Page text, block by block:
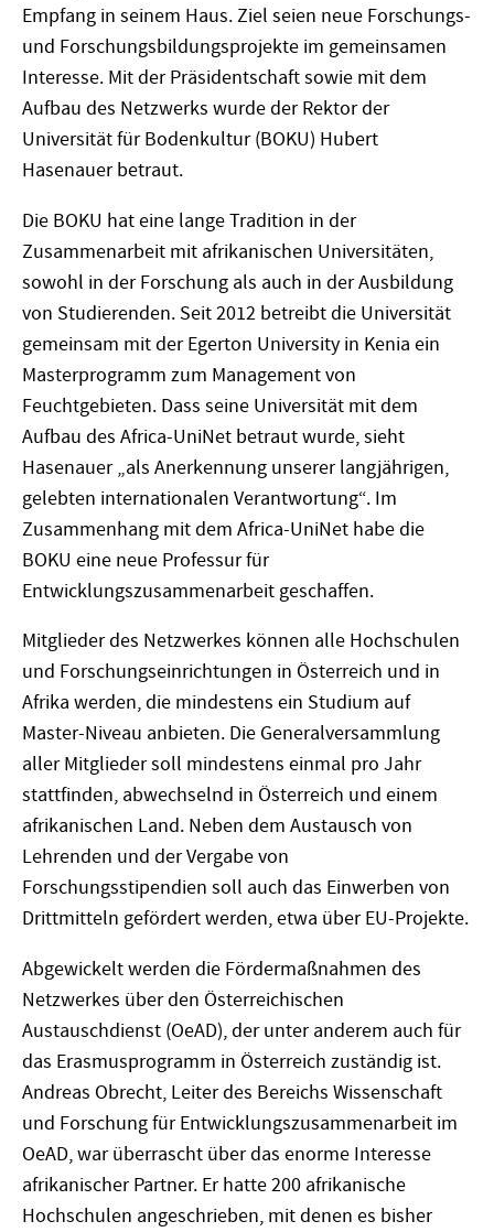
Empfang in seinem Haus. Ziel seien neue Forschungs-
und Forschungsbildungsprojekte im gemeinsamen
Interesse. Mit der Präsidentschaft sowie mit dem
Aufbau des Netzwerks wurde der Rektor der
Universität für Bodenkultur (BOKU) Hubert
Hasenauer betraut.
Die BOKU hat eine lange Tradition in der
Zusammenarbeit mit afrikanischen Universitäten,
sowohl in der Forschung als auch in der Ausbildung
von Studierenden. Seit 2012 betreibt die Universität
gemeinsam mit der Egerton University in Kenia ein
Masterprogramm zum Management von
Feuchtgebieten. Dass seine Universität mit dem
Aufbau des Africa-UniNet betraut wurde, sieht
Hasenauer „als Anerkennung unserer langjährigen,
gelebten internationalen Verantwortung“. Im
Zusammenhang mit dem Africa-UniNet habe die
BOKU eine neue Professur für
Entwicklungszusammenarbeit geschaffen.
Mitglieder des Netzwerkes können alle Hochschulen
und Forschungseinrichtungen in Österreich und in
Afrika werden, die mindestens ein Studium auf
Master-Niveau anbieten. Die Generalversammlung
aller Mitglieder soll mindestens einmal pro Jahr
stattfinden, abwechselnd in Österreich und einem
afrikanischen Land. Neben dem Austausch von
Lehrenden und der Vergabe von
Forschungsstipendien soll auch das Einwerben von
Drittmitteln gefördert werden, etwa über EU-Projekte.
Abgewickelt werden die Fördermaßnahmen des
Netzwerkes über den Österreichischen
Austauschdienst (OeAD), der unter anderem auch für
das Erasmusprogramm in Österreich zuständig ist.
An­dreas Obrecht, Leiter des Bereichs Wissenschaft
und Forschung für Entwicklungszusammenarbeit im
OeAD, war überrascht über das enorme Interesse
afrikanischer Partner. Er hatte 200 afrikanische
Hochschulen angeschrieben, mit denen es bisher